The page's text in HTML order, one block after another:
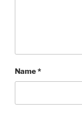
Name*